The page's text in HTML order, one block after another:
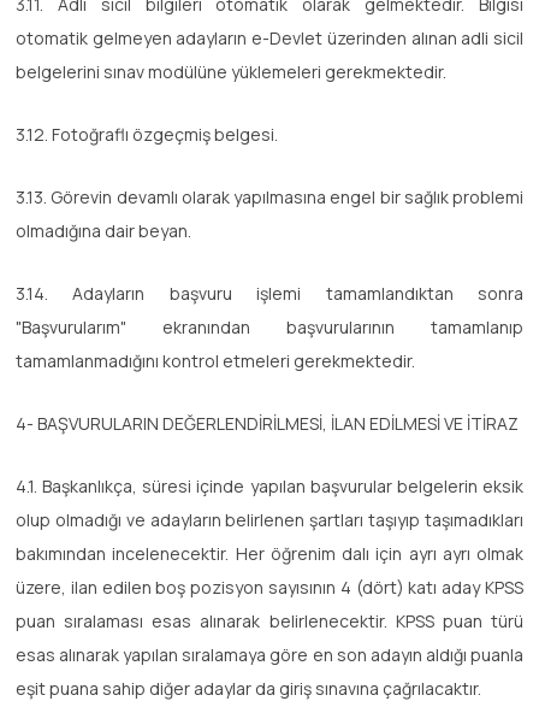
otomatik gelmeyen adayların e-Devlet üzerinden alınan adli sicil
belgelerini sınav modülüne yüklemeleri gerekmektedir.
3.12. Fotoğraflı özgeçmiş belgesi.
3.13. Görevin devamlı olarak yapılmasına engel bir sağlık problemi
olmadığına dair beyan.
3.14. Adayların başvuru işlemi tamamlandıktan sonra
"Başvurularım" ekranından başvurularının tamamlanıp
tamamlanmadığını kontrol etmeleri gerekmektedir.
4- BAŞVURULARIN DEĞERLENDİRİLMESİ, İLAN EDİLMESİ VE İTİRAZ
4.1. Başkanlıkça, süresi içinde yapılan başvurular belgelerin eksik
olup olmadığı ve adayların belirlenen şartları taşıyıp taşımadıkları
bakımından incelenecektir. Her öğrenim dalı için ayrı ayrı olmak
üzere, ilan edilen boş pozisyon sayısının 4 (dört) katı aday KPSS
puan sıralaması esas alınarak belirlenecektir. KPSS puan türü
esas alınarak yapılan sıralamaya göre en son adayın aldığı puanla
eşit puana sahip diğer adaylar da giriş sınavına çağrılacaktır.